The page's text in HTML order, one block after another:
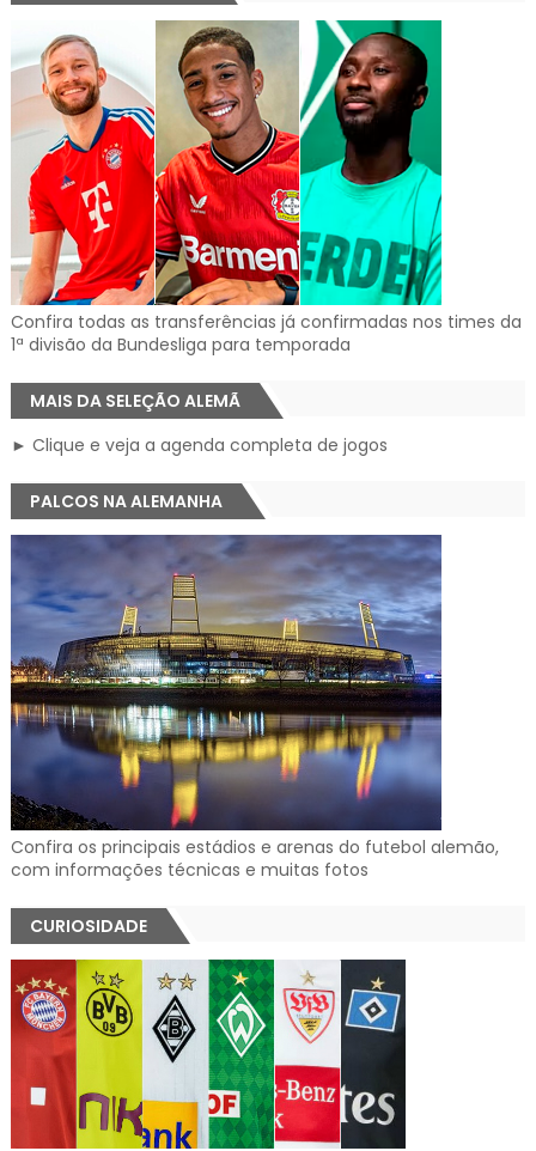
Confira todas as transferências já confirmadas nos times da
1ª divisão da Bundesliga para temporada
MAIS DA SELEÇÃO ALEMÃ
► Clique e veja a agenda completa de jogos
PALCOS NA ALEMANHA
Confira os principais estádios e arenas do futebol alemão,
com informações técnicas e muitas fotos
CURIOSIDADE